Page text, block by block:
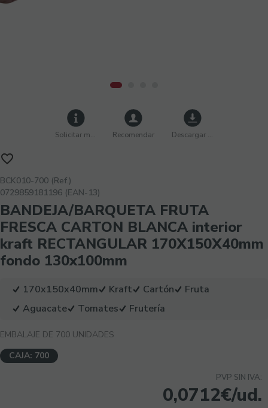
Solicitar más info Recomendar Descargar imágenes
BCK010-700 (Ref.)
0729859181196 (EAN-13)
BANDEJA/BARQUETA FRUTA
FRESCA CARTON BLANCA interior
kraft RECTANGULAR 170X150X40mm
fondo 130x100mm
170x150x40mm Kraft Cartón
Fruta
Aguacate
Tomates Frutería
EMBALAJE DE 700 UNIDADES
CAJA: 700
PVP SIN IVA:
0,0712€/ud.